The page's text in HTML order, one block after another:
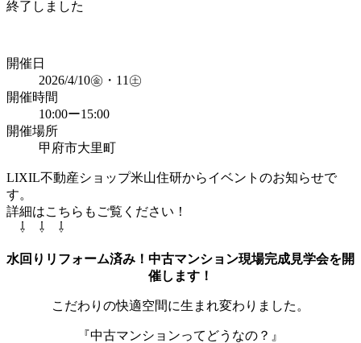
終了しました
開催日
2026/4/10㊎・11㊏
開催時間
10:00ー15:00
開催場所
甲府市大里町
LIXIL不動産ショップ米山住研からイベントのお知らせで
す。
詳細はこちらもご覧ください！
⇩ ⇩ ⇩
水回りリフォーム済み！中古マンション現場完成見学会を開
催します！
こだわりの快適空間に生まれ変わりました。
『中古マンションってどうなの？』